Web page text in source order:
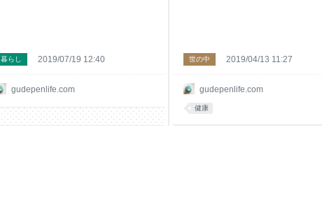
gudepenlife.com
暮らし 2019/07/19 12:40
gudepenlife.com
世の中 2019/04/13 11:27
健康